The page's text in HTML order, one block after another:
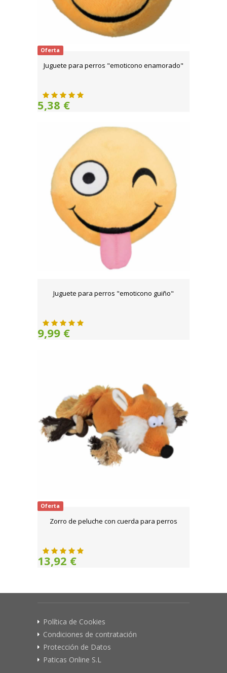
Oferta
Juguete para perros "emoticono enamorado"
5,38 €
Juguete para perros "emoticono guiño"
9,99 €
Oferta
Zorro de peluche con cuerda para perros
13,92 €
Política de Cookies
Condiciones de contratación
Protección de Datos
Paticas Online S.L